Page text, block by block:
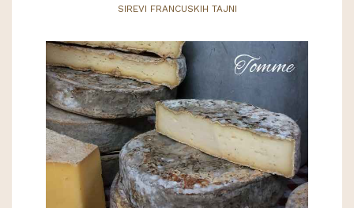
SIREVI FRANCUSKIH TAJNI